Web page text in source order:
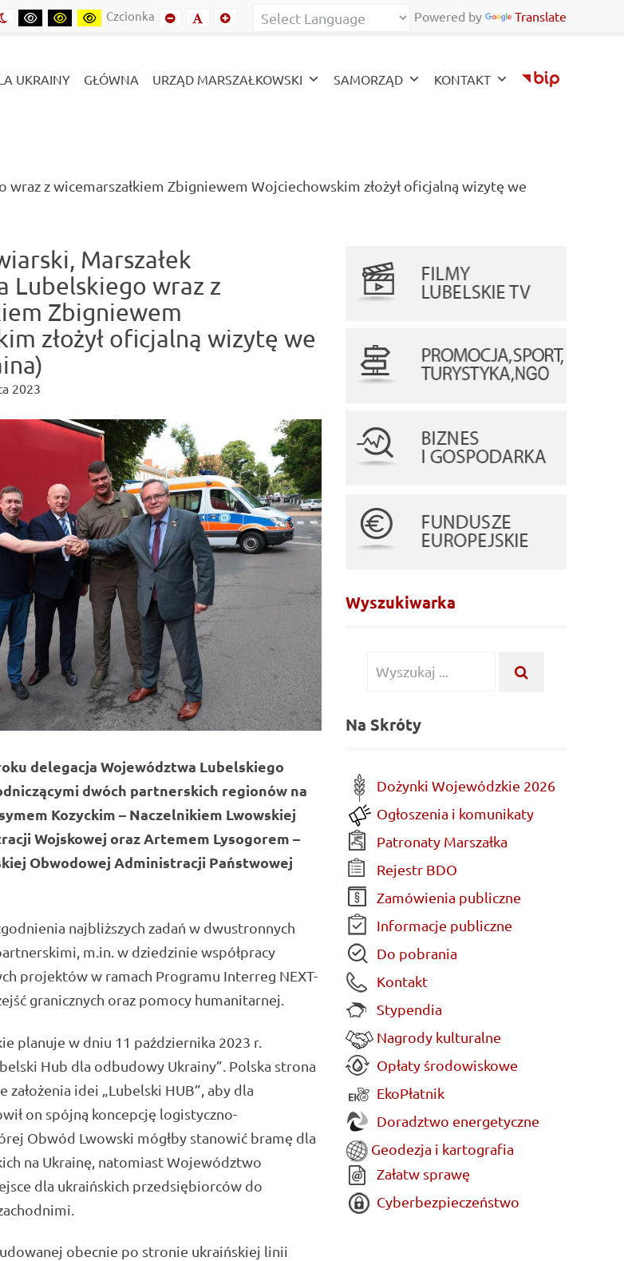
Powered by Translate
kontrast
Kontrast nocny
Kontrast czarny-biały
Kontrast czarny-żółty
Kontrast żółto-czarny
Czcionka Mniejszy fontDomyślny font
Mniejszy font
UKRAINY GŁÓWNA URZĄD MARSZAŁKOWSKI SAMORZĄD KONTAKT
z wicemarszałkiem Zbigniewem Wojciechowskim złożył oficjalną wizytę we
Marszałek
Lubelskiego wraz z
Zbigniewem
złożył oficjalną wizytę we
2023
delegacja Województwa Lubelskiego
dwóch partnerskich regionów na
Kozyckim – Naczelnikiem Lwowskiej
Wojskowej oraz Artemem Lysogorem –
Obwodowej Administracji Państwowej
najbliższych zadań w dwustronnych
m.in. w dziedzinie współpracy
projektów w ramach Programu Interreg NEXT-
granicznych oraz pomocy humanitarnej.
planuje w dniu 11 października 2023 r.
Hub dla odbudowy Ukrainy”. Polska strona
założenia idei „Lubelski HUB”, aby dla
on spójną koncepcję logistyczno-
Obwód Lwowski mógłby stanowić bramę dla
na Ukrainę, natomiast Województwo
dla ukraińskich przedsiębiorców do
obecnie po stronie ukraińskiej linii
Wyszukiwarka
Wyszukiwanie dla:
Na Skróty
Dożynki Wojewódzkie 2026
Ogłoszenia i komunikaty
Patronaty Marszałka
Rejestr BDO
Zamówienia publiczne
Informacje publiczne
Do pobrania
Kontakt
Stypendia
Nagrody kulturalne
Opłaty środowiskowe
EkoPłatnik
Doradztwo energetyczne
Geodezja i kartografia
Załatw sprawę
Cyberbezpieczeństwo